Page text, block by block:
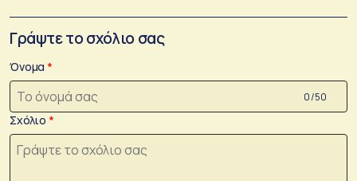
Γράψτε το σχόλιο σας
Όνομα
0 /50
Σχόλιο